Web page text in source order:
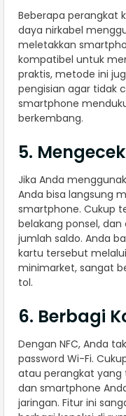
Beberapa perangkat
daya nirkabel
meletakkan
kompatibel untuk
praktis, metode ini
pengisian agar tidak
smartphone
berkembang.
5.
Jika Anda
Anda bisa langsung
smartphone. Cukup
belakang ponsel,
jumlah saldo. Anda
kartu tersebut
minimarket, sangat
tol.
6. Berbagi
Dengan NFC, Anda
password Wi-Fi.
atau perangkat yang
dan smartphone
jaringan. Fitur ini